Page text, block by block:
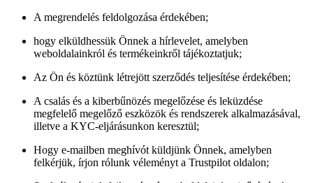
A megrendelés feldolgozása érdekében;
hogy elküldhessük Önnek a hírlevelet, amelyben
weboldalainkról és termékeinkről tájékoztatjuk;
Az Ön és köztünk létrejött szerződés teljesítése érdekében;
A csalás és a kiberbűnözés megelőzése és leküzdése
megfelelő megelőző eszközök és rendszerek alkalmazásával,
illetve a KYC-eljárásunkon keresztül;
Hogy e-mailben meghívót küldjünk Önnek, amelyben
felkérjük, írjon rólunk véleményt a Trustpilot oldalon;